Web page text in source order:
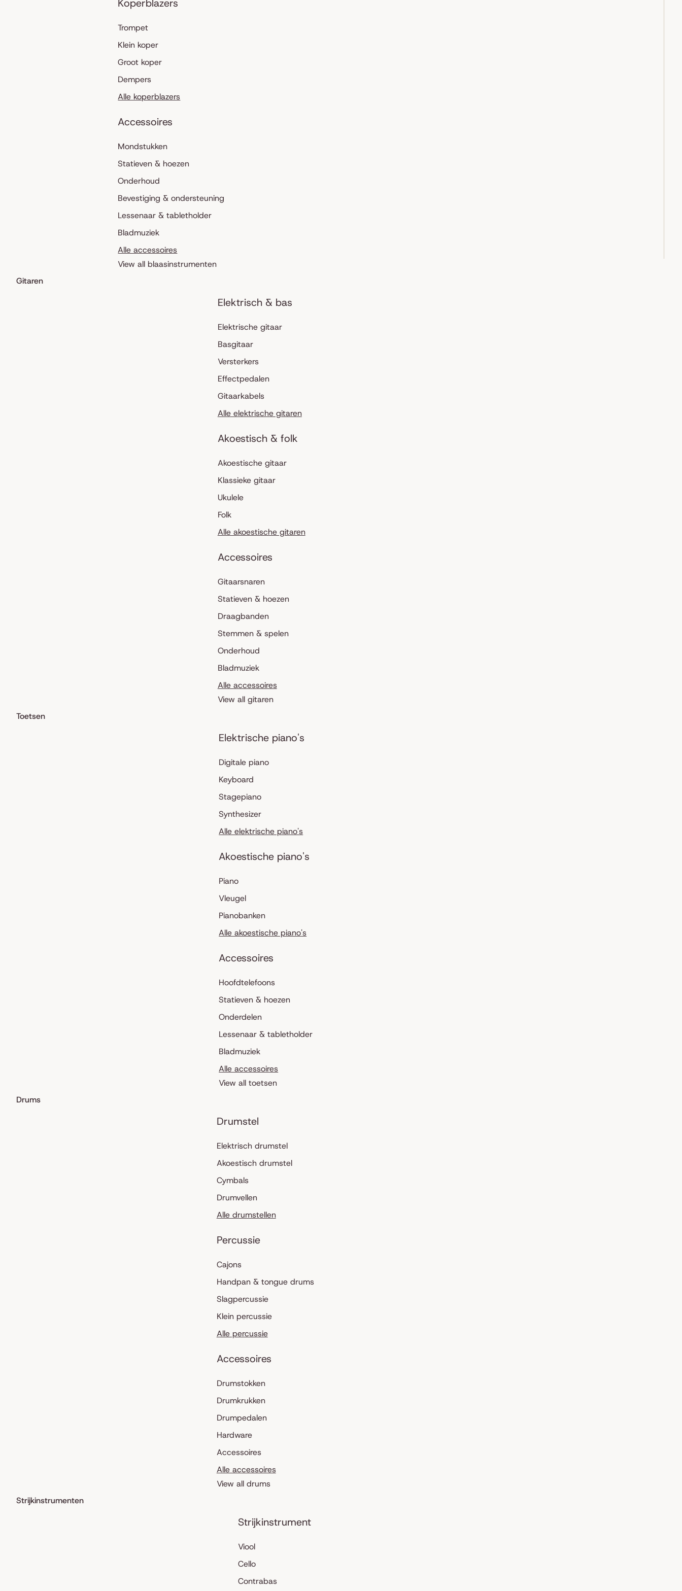
Koperblazers
Trompet
Klein koper
Groot koper
Dempers
Alle koperblazers
Accessoires
Mondstukken
Statieven & hoezen
Onderhoud
Bevestiging & ondersteuning
Lessenaar & tabletholder
Bladmuziek
Alle accessoires
View all blaasinstrumenten
Gitaren
Elektrisch & bas
Elektrische gitaar
Basgitaar
Versterkers
Effectpedalen
Gitaarkabels
Alle elektrische gitaren
Akoestisch & folk
Akoestische gitaar
Klassieke gitaar
Ukulele
Folk
Alle akoestische gitaren
Accessoires
Gitaarsnaren
Statieven & hoezen
Draagbanden
Stemmen & spelen
Onderhoud
Bladmuziek
Alle accessoires
View all gitaren
Toetsen
Elektrische piano's
Digitale piano
Keyboard
Stagepiano
Synthesizer
Alle elektrische piano's
Akoestische piano's
Piano
Vleugel
Pianobanken
Alle akoestische piano's
Accessoires
Hoofdtelefoons
Statieven & hoezen
Onderdelen
Lessenaar & tabletholder
Bladmuziek
Alle accessoires
View all toetsen
Drums
Drumstel
Elektrisch drumstel
Akoestisch drumstel
Cymbals
Drumvellen
Alle drumstellen
Percussie
Cajons
Handpan & tongue drums
Slagpercussie
Klein percussie
Alle percussie
Accessoires
Drumstokken
Drumkrukken
Drumpedalen
Hardware
Accessoires
Alle accessoires
View all drums
Strijkinstrumenten
Strijkinstrument
Viool
Cello
Contrabas